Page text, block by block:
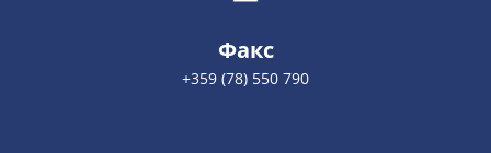
Факс
+359 (78) 550 790